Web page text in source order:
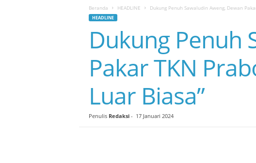
Beranda HEADLINE Dukung Penuh Sawaludin Aweng, Dewan
HEADLINE
Dukung Penuh
Pakar TKN
Luar Biasa”
Penulis Redaksi- 17 Januari 2024